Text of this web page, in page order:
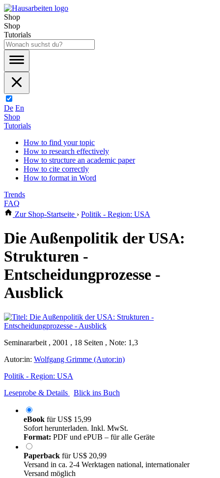
Shop
Shop
Tutorials
De En
Shop
Tutorials
How to find your topic
How to research effectively
How to structure an academic paper
How to cite correctly
How to format in Word
Trends
FAQ
Zur Shop-Startseite › Politik - Region: USA
Die Außenpolitik der USA:
Strukturen -
Entscheidungprozesse -
Ausblick
Seminararbeit , 2001 , 18 Seiten , Note: 1,3
Autor:in: Wolfgang Grimme (Autor:in)
Politik - Region: USA
Leseprobe & Details
Blick ins Buch
eBook fürUS$ 15,99
Sofort herunterladen. Inkl. MwSt.
Format: PDF und ePUB – für alle Geräte
Paperback fürUS$ 20,99
Versand in ca. 2-4 Werktagen national, internationaler
Versand möglich